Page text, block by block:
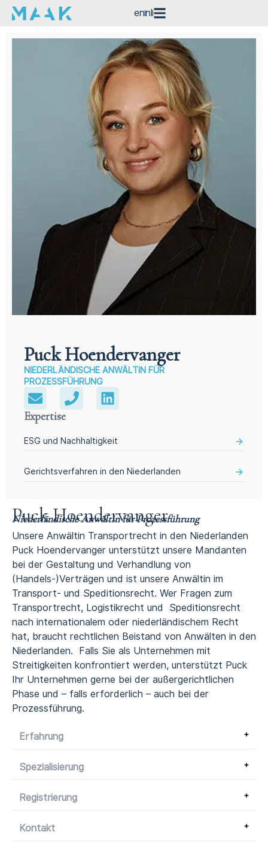
ennl
Puck Hoendervanger
Niederländische Anwältin für Prozessführung
Unsere Anwältin Transportrecht in den Niederlanden
Puck Hoendervanger unterstützt unsere Mandanten
bei der Gestaltung und Verhandlung von
(Handels-)Verträgen und ist unsere Anwältin im
Transport- und Speditionsrecht. Wer Fragen zum
Transportrecht, Logistikrecht und Speditionsrecht
nach internationalem oder niederländischem Recht
hat, braucht rechtlichen Beistand von Anwälten in den
Niederlanden. Falls Sie als Unternehmen mit
Streitigkeiten konfrontiert werden, unterstützt Puck
Ihr Unternehmen gerne bei der außergerichtlichen
Phase und – falls erforderlich – auch bei der
Prozessführung.
Erfahrung
Spezialisierung
Registrierung
Kontakt
Puck Hoendervanger
NIEDERLÄNDISCHE ANWÄLTIN FÜR
PROZESSFÜHRUNG
Expertise
ESG und Nachhaltigkeit
Gerichtsverfahren in den Niederlanden